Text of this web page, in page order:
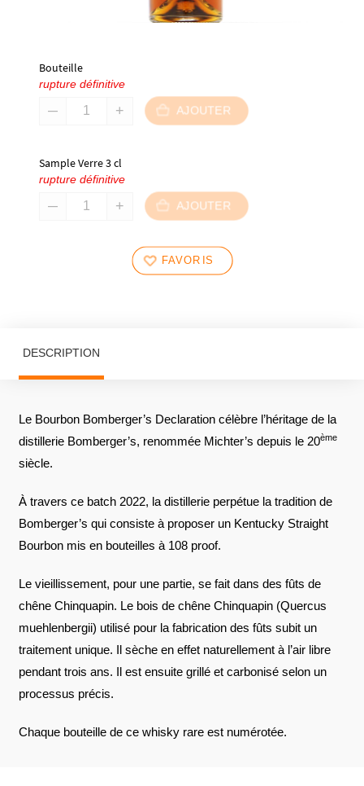
Bouteille
rupture définitive
AJOUTER
Sample Verre 3 cl
rupture définitive
AJOUTER
FAVORIS
DESCRIPTION
Le Bourbon Bomberger’s Declaration célèbre l’héritage de la
distillerie Bomberger’s, renommée Michter’s depuis le 20ème
siècle.
À travers ce batch 2022, la distillerie perpétue la tradition de
Bomberger’s qui consiste à proposer un Kentucky Straight
Bourbon mis en bouteilles à 108 proof.
Le vieillissement, pour une partie, se fait dans des fûts de
chêne Chinquapin. Le bois de chêne Chinquapin (Quercus
muehlenbergii) utilisé pour la fabrication des fûts subit un
traitement unique. Il sèche en effet naturellement à l’air libre
pendant trois ans. Il est ensuite grillé et carbonisé selon un
processus précis.
Chaque bouteille de ce whisky rare est numérotée.